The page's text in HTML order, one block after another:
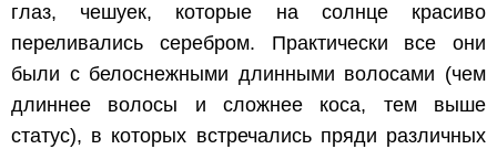
глаз, чешуек, которые на солнце красиво
переливались серебром. Практически все они
были с белоснежными длинными волосами (чем
длиннее волосы и сложнее коса, тем выше
статус), в которых встречались пряди различных